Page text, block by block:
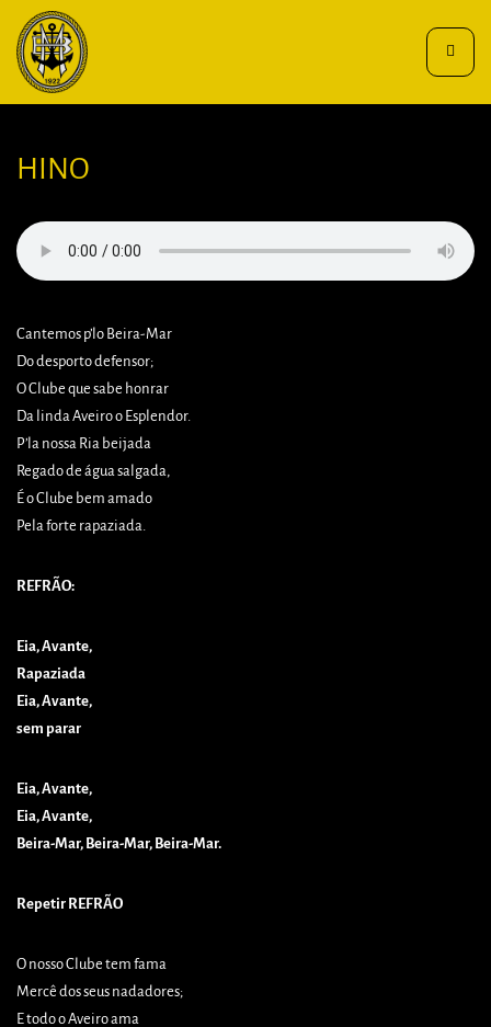
Toggle
HINO
Cantemos p’lo Beira-Mar
Do desporto defensor;
O Clube que sabe honrar
Da linda Aveiro o Esplendor.
P’la nossa Ria beijada
Regado de água salgada,
É o Clube bem amado
Pela forte rapaziada.
REFRÃO:
Eia, Avante,
Rapaziada
Eia, Avante,
sem parar
Eia, Avante,
Eia, Avante,
Beira-Mar, Beira-Mar, Beira-Mar.
Repetir REFRÃO
O nosso Clube tem fama
Mercê dos seus nadadores;
E todo o Aveiro ama